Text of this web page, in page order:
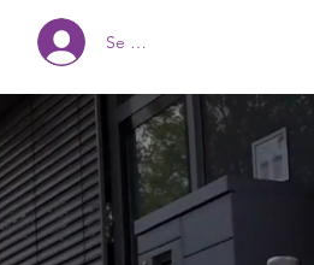
Se connecter